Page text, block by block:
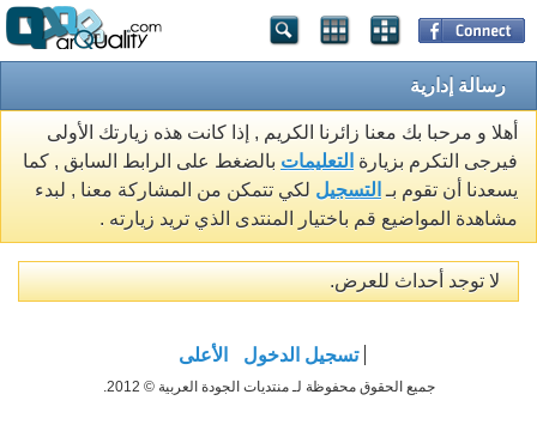
رسالة إدارية
أهلا و مرحبا بك معنا زائرنا الكريم , إذا كانت هذه زيارتك الأولى
فيرجى التكرم بزيارة التعليمات بالضغط على الرابط السابق , كما
يسعدنا أن تقوم بـ التسجيل لكي تتمكن من المشاركة معنا , لبدء
مشاهدة المواضيع قم باختيار المنتدى الذي تريد زيارته .
لا توجد أحداث للعرض.
تسجيل الدخول الأعلى
جميع الحقوق محفوظة لـ منتديات الجودة العربية © 2012.